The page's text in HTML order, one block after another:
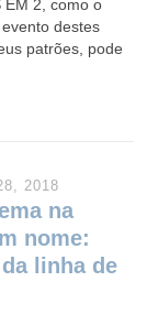
EM 2, como o
destes
patrões, pode
2018
na
nome:
linha de